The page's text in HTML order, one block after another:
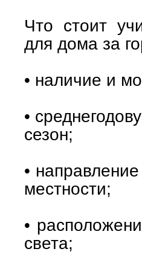
Что стоит
для дома за
• наличие и
•
сезон;
•
местности;
•
света;